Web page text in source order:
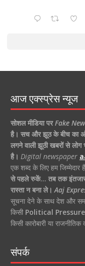
आज एक्स्प्रेस न्यूज
सोशल मीडिया परFake
है। सच और झूठ के बीच का
लगने वाली झूठी खबरों से लोग
है। Digital newspaper
एक शब्द के लिए हम जिम्मेदार
से पहले रुकें… तब तक इंतजार
रास्ता न बना ले। Aaj
सूचना देने के साथ देश और
किसी Political Pressure
किसी कारोबारी या
संपर्क